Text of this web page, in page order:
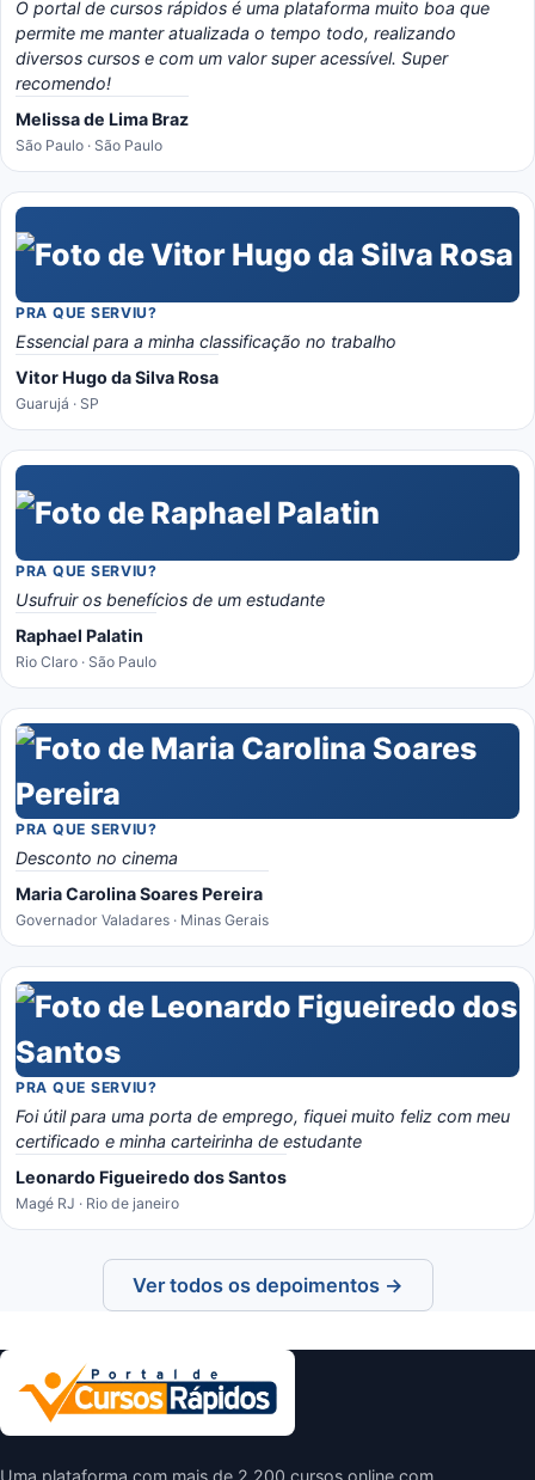
O portal de cursos rápidos é uma plataforma muito boa que
permite me manter atualizada o tempo todo, realizando
diversos cursos e com um valor super acessível. Super
recomendo!
Melissa de Lima Braz
São Paulo · São Paulo
PRA QUE SERVIU?
Essencial para a minha classificação no trabalho
Vitor Hugo da Silva Rosa
Guarujá · SP
PRA QUE SERVIU?
Usufruir os benefícios de um estudante
Raphael Palatin
Rio Claro · São Paulo
PRA QUE SERVIU?
Desconto no cinema
Maria Carolina Soares Pereira
Governador Valadares · Minas Gerais
PRA QUE SERVIU?
Foi útil para uma porta de emprego, fiquei muito feliz com meu
certificado e minha carteirinha de estudante
Leonardo Figueiredo dos Santos
Magé RJ · Rio de janeiro
Ver todos os depoimentos →
Uma plataforma com mais de 2.200 cursos online com